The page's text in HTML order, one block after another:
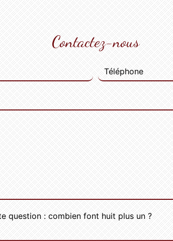
Contactez-nous
question : combien font huit plus un ?